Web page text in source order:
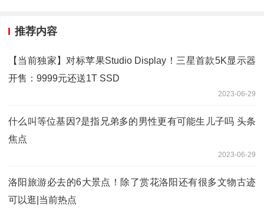
推荐内容
【当前独家】对标苹果Studio Display！三星首款5K显示器
开售：9999元还送1T SSD
2023-06-29
什么叫等位基因?是指兄弟多的男性更有可能生儿子吗 头条
焦点
2023-06-29
洛阳旅游必去的6大景点！除了赏花洛阳还有很多文物古迹
可以逛|当前热点